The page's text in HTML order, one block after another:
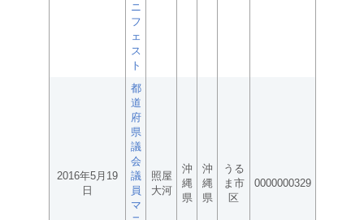
ニ
フ
ェ
ス
ト
2016年5月19
日
都
道
府
県
議
会
議
員
マ
照屋
大河
沖
縄
県
沖
縄
県
うる
ま市
区
0000000329